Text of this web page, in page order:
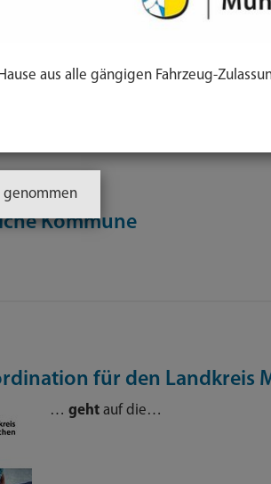
Titel Datum
Kommune
für den Landkreis
… gehtauf die…
aus alle gängigen Fahrzeug-
genommen